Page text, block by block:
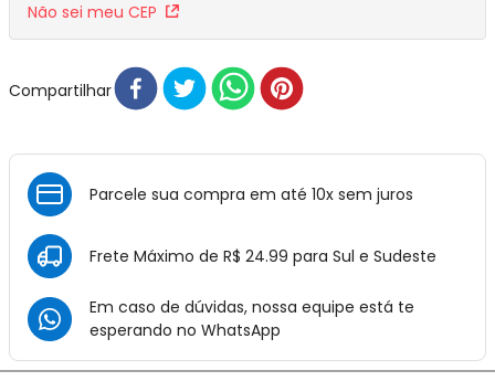
Não sei meu CEP
Compartilhar
Parcele sua compra em até 10x sem juros
Frete Máximo de R$ 24.99 para Sul e Sudeste
Em caso de dúvidas, nossa equipe está te
esperando no WhatsApp